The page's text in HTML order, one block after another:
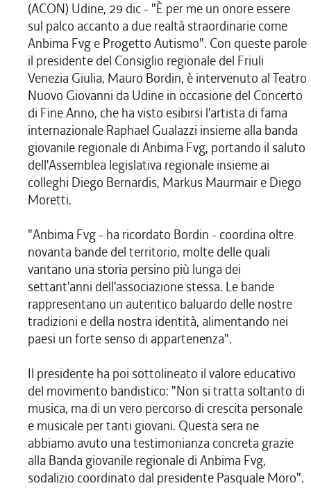
(ACON) Udine, 29 dic - "È per me un onore essere
sul palco accanto a due realtà straordinarie come
Anbima Fvg e Progetto Autismo". Con queste parole
il presidente del Consiglio regionale del Friuli
Venezia Giulia, Mauro Bordin, è intervenuto al Teatro
Nuovo Giovanni da Udine in occasione del Concerto
di Fine Anno, che ha visto esibirsi l'artista di fama
internazionale Raphael Gualazzi insieme alla banda
giovanile regionale di Anbima Fvg, portando il saluto
dell'Assemblea legislativa regionale insieme ai
colleghi Diego Bernardis, Markus Maurmair e Diego
Moretti.
"Anbima Fvg - ha ricordato Bordin - coordina oltre
novanta bande del territorio, molte delle quali
vantano una storia persino più lunga dei
settant'anni dell'associazione stessa. Le bande
rappresentano un autentico baluardo delle nostre
tradizioni e della nostra identità, alimentando nei
paesi un forte senso di appartenenza".
Il presidente ha poi sottolineato il valore educativo
del movimento bandistico: "Non si tratta soltanto di
musica, ma di un vero percorso di crescita personale
e musicale per tanti giovani. Questa sera ne
abbiamo avuto una testimonianza concreta grazie
alla Banda giovanile regionale di Anbima Fvg,
sodalizio coordinato dal presidente Pasquale Moro".